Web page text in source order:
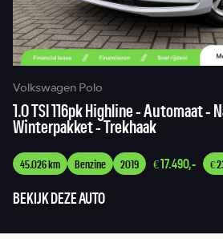
Volkswagen Polo
1.0 TSI 116pk Highline - Automaat -
Winterpakket - Trekhaak
45.026 km Benzine 2019 € 17.490,- €
BEKIJK DEZE AUTO